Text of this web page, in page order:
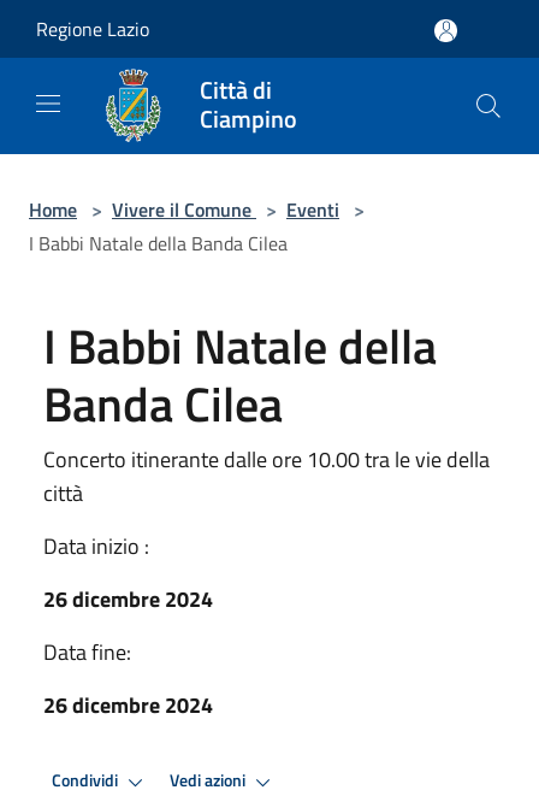
Regione Lazio
Città di
Ciampino
Home > Vivere il Comune > Eventi >
I Babbi Natale della Banda Cilea
I Babbi Natale della
Banda Cilea
Concerto itinerante dalle ore 10.00 tra le vie della
città
Data inizio :
26 dicembre 2024
Data fine:
26 dicembre 2024
Condividi Vedi azioni